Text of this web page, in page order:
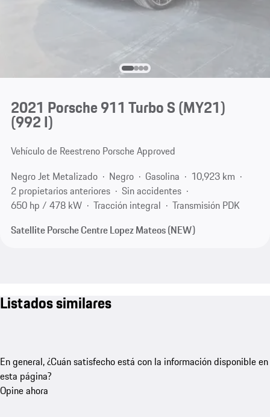
2021 Porsche 911 Turbo S (MY21)
(992 I)
Vehículo de Reestreno Porsche Approved
Negro Jet Metalizado
Negro Gasolina
10,923 km
2 propietarios anteriores
Sin accidentes
650 hp / 478 kW
Tracción integral
Transmisión PDK
Satellite Porsche Centre Lopez Mateos (NEW)
Listados similares
En general, ¿Cuán satisfecho está con la información disponible en
esta página?
Opine ahora